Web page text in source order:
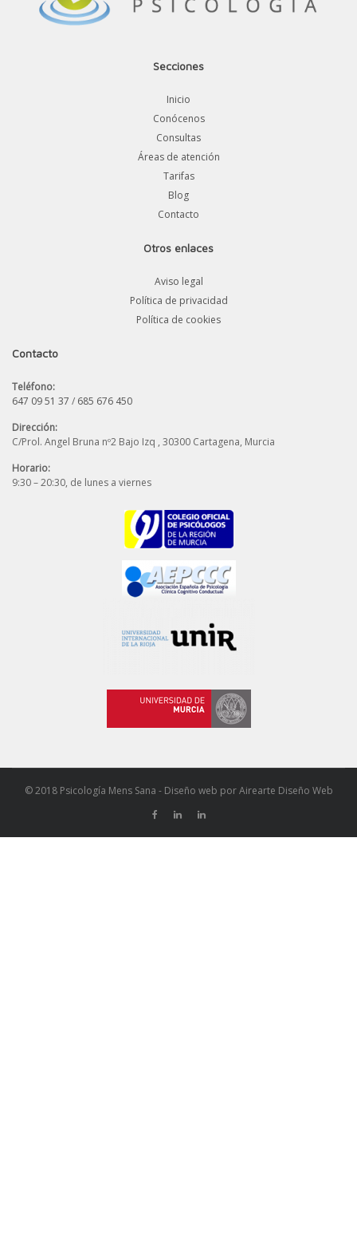
Secciones
Inicio
Conócenos
Consultas
Áreas de atención
Tarifas
Blog
Contacto
Otros enlaces
Aviso legal
Política de privacidad
Política de cookies
Contacto
Teléfono:
647 09 51 37 / 685 676 450
Dirección:
C/Prol. Angel Bruna nº2 Bajo Izq , 30300 Cartagena, Murcia
Horario:
9:30 – 20:30, de lunes a viernes
© 2018 Psicología Mens Sana - Diseño web porAirearte Diseño Web